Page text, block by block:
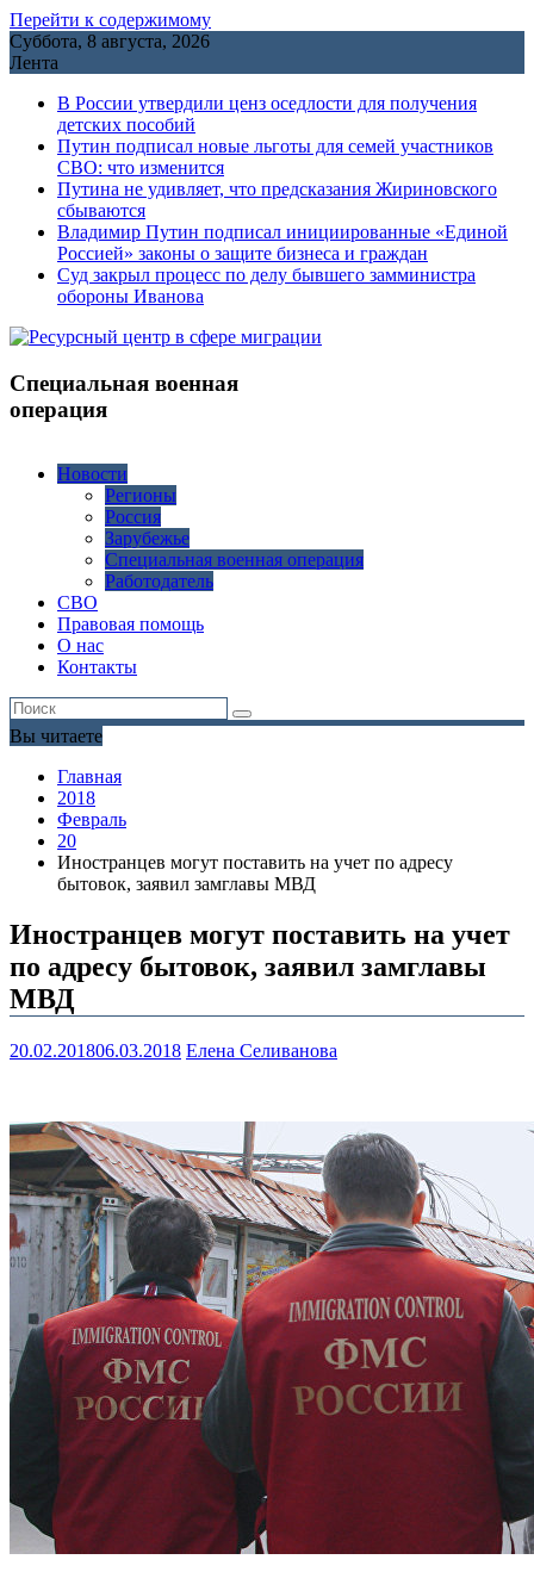
Перейти к содержимому
Суббота, 8 августа, 2026
Лента
В России утвердили ценз оседлости для получения
детских пособий
Путин подписал новые льготы для семей участников
СВО: что изменится
Путина не удивляет, что предсказания Жириновского
сбываются
Владимир Путин подписал инициированные «Единой
Россией» законы о защите бизнеса и граждан
Cуд закрыл процесс по делу бывшего замминистра
обороны Иванова
Специальная военная
операция
Новости
Регионы
Россия
Зарубежье
Специальная военная операция
Работодатель
СВО
Правовая помощь
О нас
Контакты
Вы читаете
Главная
2018
Февраль
20
Иностранцев могут поставить на учет по адресу
бытовок, заявил замглавы МВД
Иностранцев могут поставить на учет
по адресу бытовок, заявил замглавы
МВД
20.02.201806.03.2018 Елена Селиванова